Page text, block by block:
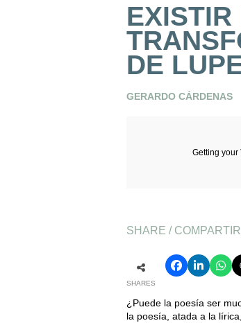
DE
GERARDO CÁRDENAS
Getting your
SHARE / COMPARTIR
SHARES
¿Puede la poesía ser
la poesía, atada a la